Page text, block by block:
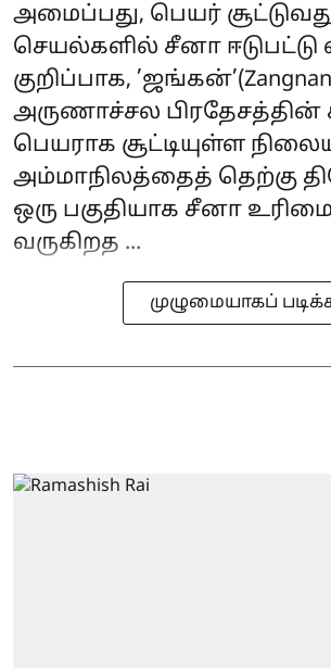
அமைப்பது, பெயர்
செயல்களில் சீனா ஈடுபட்டு
குறிப்பாக,
அருணாச்சல
பெயராக சூட்டியுள்ள
அம்மாநிலத்தைத் தெற்கு
ஒரு பகுதியாக சீனா
வருகிறத ...
முழுமையாகப்